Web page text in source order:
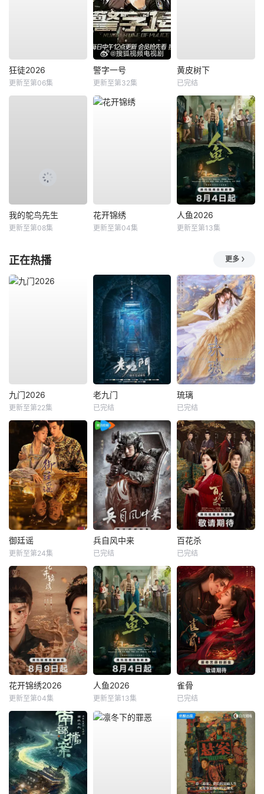
狂徒2026
更新至第06集
警字一号
更新至第32集
黄皮树下
已完结
我的鸵鸟先生
更新至第08集
花开锦绣
更新至第04集
人鱼2026
更新至第13集
正在热播 更多
九门2026
更新至第22集
老九门
已完结
琉璃
已完结
御廷谣
更新至第24集
兵自风中来
已完结
百花杀
已完结
花开锦绣2026
更新至第04集
人鱼2026
更新至第13集
雀骨
已完结